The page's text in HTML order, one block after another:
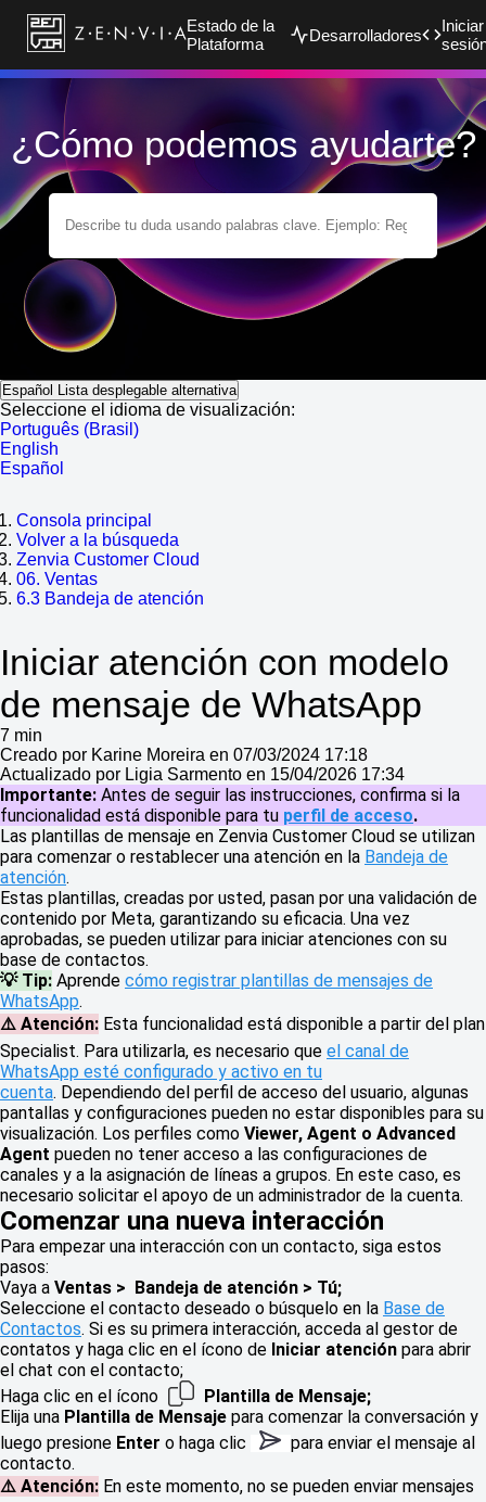
Estado de la
Plataforma
Desarrolladores
Iniciar
¿Cómo podemos ayudarte?
Español Lista desplegable alternativa
Seleccione el idioma de visualización:
Português (Brasil)
English
Español
Consola principal
Volver a la búsqueda
Zenvia Customer Cloud
06. Ventas
6.3 Bandeja de atención
Iniciar atención con modelo
de mensaje de WhatsApp
7 min
Creado por Karine Moreira en 07/03/2024 17:18
Actualizado por Ligia Sarmento en 15/04/2026 17:34
Importante: Antes de seguir las instrucciones, confirma si la
funcionalidad está disponible para tu perfil de acceso.
Las plantillas de mensaje en Zenvia Customer Cloud se utilizan
para comenzar o restablecer una atención en la Bandeja de
atención.
Estas plantillas, creadas por usted, pasan por una validación de
contenido por Meta, garantizando su eficacia. Una vez
aprobadas, se pueden utilizar para iniciar atenciones con su
base de contactos.
💡 Tip: Aprende cómo registrar plantillas de mensajes de
WhatsApp.
⚠️ Atención: Esta funcionalidad está disponible a partir del plan
Specialist. Para utilizarla, es necesario que el canal de
WhatsApp esté configurado y activo en tu
cuenta. Dependiendo del perfil de acceso del usuario, algunas
pantallas y configuraciones pueden no estar disponibles para su
visualización. Los perfiles como Viewer, Agent o Advanced
Agent pueden no tener acceso a las configuraciones de
canales y a la asignación de líneas a grupos. En este caso, es
necesario solicitar el apoyo de un administrador de la cuenta.
Comenzar una nueva interacción
Para empezar una interacción con un contacto, siga estos
pasos:
Vaya a Ventas > Bandeja de atención > Tú;
Seleccione el contacto deseado o búsquelo en la Base de
Contactos. Si es su primera interacción, acceda al gestor de
contatos y haga clic en el ícono de Iniciar atención para abrir
el chat con el contacto;
Haga clic en el ícono
Plantilla de Mensaje;
Elija una Plantilla de Mensaje para comenzar la conversación y
luego presione Enter o haga clic
para enviar el mensaje al
contacto.
⚠️ Atención: En este momento, no se pueden enviar mensajes